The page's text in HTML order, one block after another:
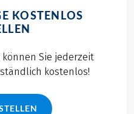
KOSTENLOS
Sie jederzeit
kostenlos!